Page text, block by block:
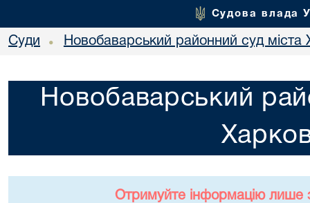
Судова влада
Суди • Новобаварський районний суд міста
Новобаварський
Отримуйте інформацію лише